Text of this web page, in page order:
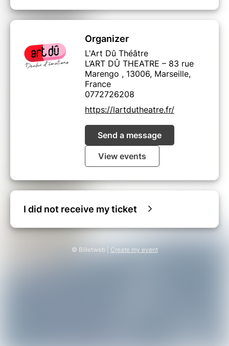
Organizer
L'Art Dû Théâtre
L‘ART DÛ THEATRE – 83 rue
Marengo , 13006, Marseille,
France
0772726208
https://lartdutheatre.fr/
Send a message
View events
I did not receive my ticket
© Billetweb | Create my event